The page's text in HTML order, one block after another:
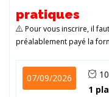
pratiques
Pour vous inscrire, il
préalablement payé la
07/09/2026
1